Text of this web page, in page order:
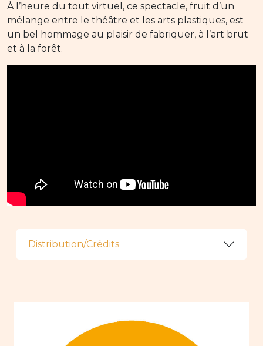
À l’heure du tout virtuel, ce spectacle, fruit d’un
mélange entre le théâtre et les arts plastiques, est
un bel hommage au plaisir de fabriquer, à l’art brut
et à la forêt.
Distribution/Crédits